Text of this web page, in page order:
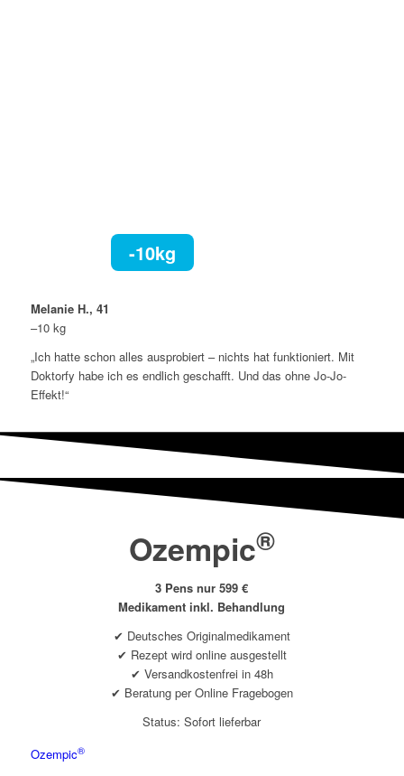
-10kg
Melanie H., 41
–10 kg
„Ich hatte schon alles ausprobiert – nichts hat funktioniert. Mit
Doktorfy habe ich es endlich geschafft. Und das ohne Jo-Jo-
Effekt!“
Ozempic®
3 Pens nur 599 €
Medikament inkl. Behandlung
✔ Deutsches Originalmedikament
✔ Rezept wird online ausgestellt
✔ Versandkostenfrei in 48h
✔ Beratung per Online Fragebogen
Status: Sofort lieferbar
Ozempic®